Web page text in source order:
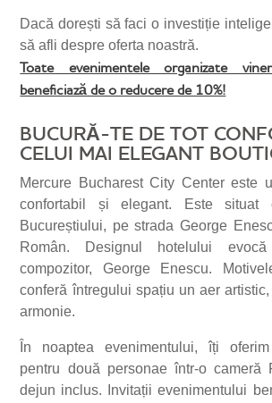
Dacă dorești să faci o investiție
să afli despre oferta noastră.
Toate evenimentele organizate
beneficiază de o reducere de 10%!
BUCURĂ-TE DE TOT
CELUI MAI ELEGANT
Mercure Bucharest City Center este
confortabil și elegant. Este situat
Bucureștiului, pe strada George
Român. Designul hotelului
compozitor, George Enescu.
conferă întregului spațiu un aer
armonie.
În noaptea evenimentului, îți
pentru două personae într-o cameră
dejun inclus. Invitații evenimentului